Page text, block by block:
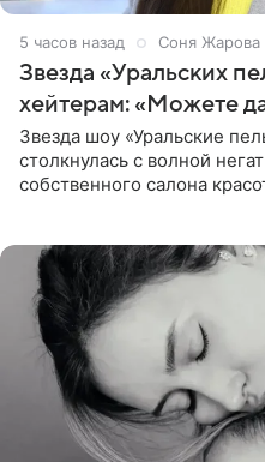
5 часов назад Соня Жарова
Звезда «Уральских
хейтерам: «Можете
Звезда шоу «Уральские
столкнулась с волной
собственного салона